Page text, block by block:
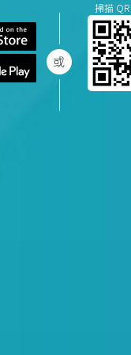
掃描